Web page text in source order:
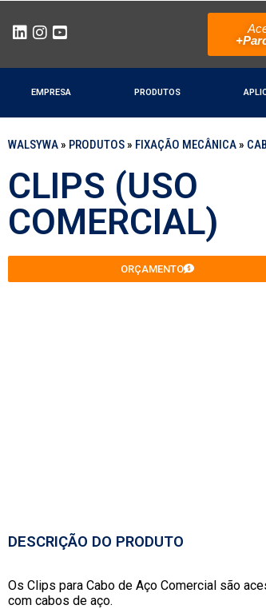
EMPRESA PRODUTOS
WALSYWA» PRODUTOS» FIXAÇÃO MECÂNICA»
CLIPS (USO
COMERCIAL)
ORÇAMENTO
DESCRIÇÃO DO PRODUTO
Os Clips para Cabo de Aço Comercial são
com cabos de aço.